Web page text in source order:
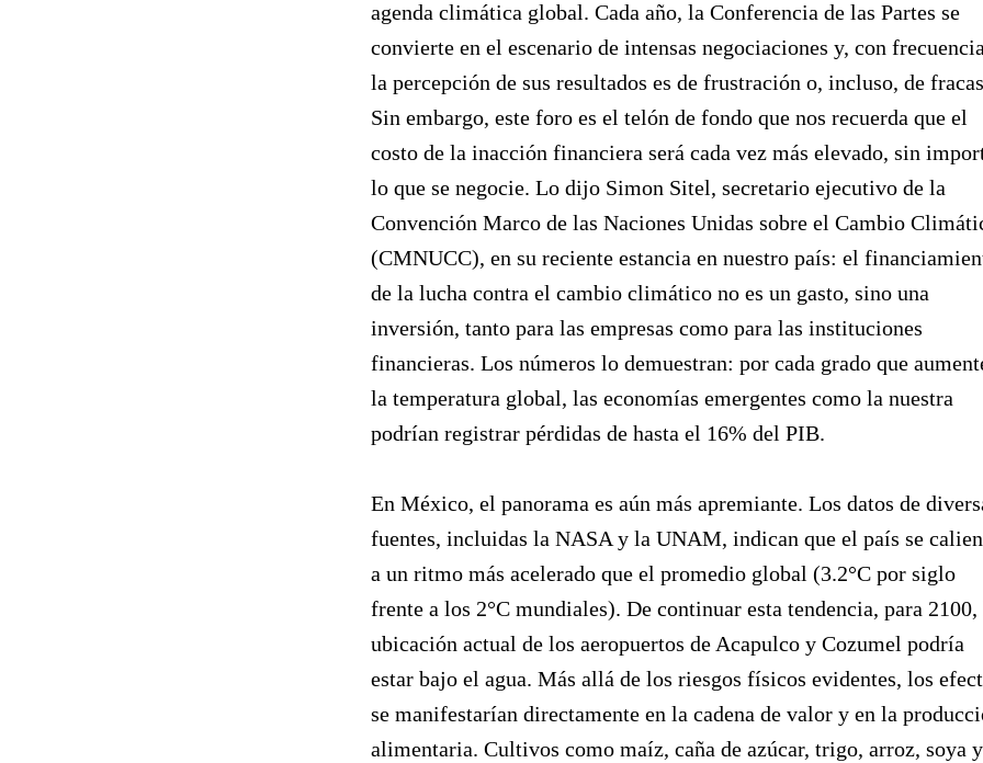
agenda climática global. Cada año, la Conferencia de las Partes se
convierte en el escenario de intensas negociaciones y, con
la percepción de sus resultados es de frustración o, incluso, de
Sin embargo, este foro es el telón de fondo que nos recuerda que el
costo de la inacción financiera será cada vez más elevado, sin
lo que se negocie. Lo dijo Simon Sitel, secretario ejecutivo de la
Convención Marco de las Naciones Unidas sobre el Cambio
(CMNUCC), en su reciente estancia en nuestro país: el
de la lucha contra el cambio climático no es un gasto, sino una
inversión, tanto para las empresas como para las instituciones
financieras. Los números lo demuestran: por cada grado que
la temperatura global, las economías emergentes como la nuestra
podrían registrar pérdidas de hasta el 16% del PIB.
En México, el panorama es aún más apremiante. Los datos de
fuentes, incluidas la NASA y la UNAM, indican que el país se
a un ritmo más acelerado que el promedio global (3.2°C por siglo
frente a los 2°C mundiales). De continuar esta tendencia, para 2100,
ubicación actual de los aeropuertos de Acapulco y Cozumel podría
estar bajo el agua. Más allá de los riesgos físicos evidentes, los
se manifestarían directamente en la cadena de valor y en la
alimentaria. Cultivos como maíz, caña de azúcar, trigo, arroz, soya y